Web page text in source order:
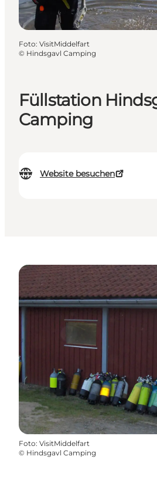
Füllstation
Camping
Website besuchen
Foto: VisitMiddelfart
© Hindsgavl Camping
Foto: VisitMiddelfart
© Hindsgavl Camping